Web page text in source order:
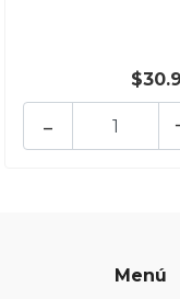
-
Menú